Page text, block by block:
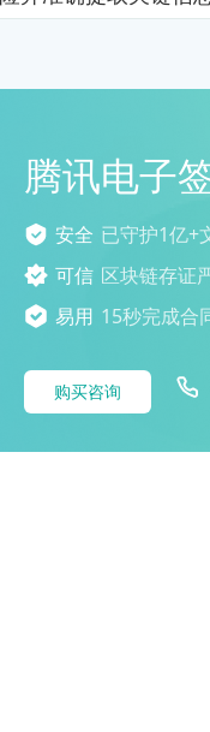
腾讯电子
安全 已守护1亿+
可信 区块链存证
易用 15秒完成合
购买咨询